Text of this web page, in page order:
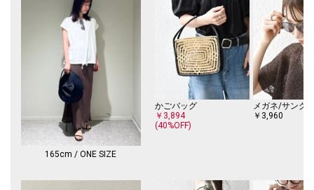
-------------------------------------
生地の厚み：中間
透け感：無（ホワイトのみやや有）
水洗い：洗濯機可
-------------------------------------
※汗染み防止加工は、永久的なものではありません。着用、洗濯の繰り返
しで徐々に消失していきます。
※汗や雨等の水分や摩擦により、他の衣類に色移りする場合がありますの
で、淡色衣類との組み合せはご注意ください。
※屋外での撮影画像は、光の当たり具合で色味が多少異なって見える場合
※末永く愛用頂く為に、アテンションタグ・洗濯ネームを必ずご確認の
165cm / ONE SIZE
かごバッグ
￥3,894
(40%OFF)
メガネ/サング
￥3,960